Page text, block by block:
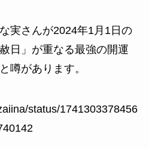
実さんが2024年1月1日の
日」が重なる最強の開運
噂があります。
status/1741303378456